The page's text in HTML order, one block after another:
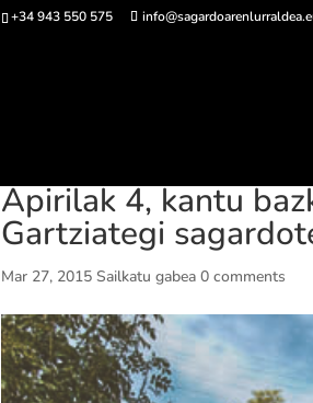
+34 943 550 575
Apirilak 4, kantu
Gartziategi
Mar 27, 2015 Sailkatu gabea 0 comments